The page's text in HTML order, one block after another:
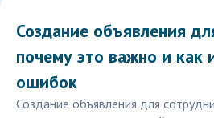
Создание объявления
почему это важно и как
ошибок
Создание объявления для